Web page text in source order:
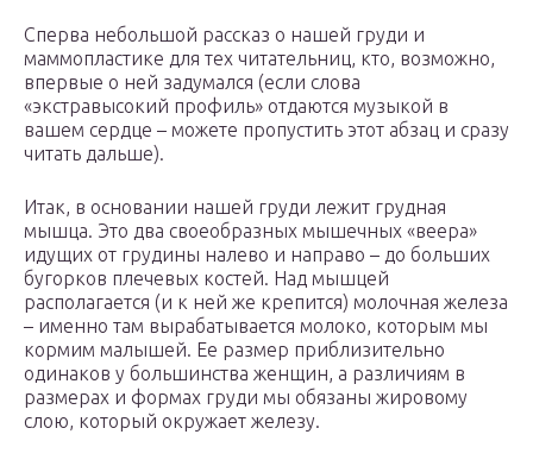
Сперва небольшой рассказ о нашей груди и
маммопластике для тех читательниц, кто, возможно,
впервые о ней задумался (если слова
«экстравысокий профиль» отдаются музыкой в
вашем сердце – можете пропустить этот абзац и сразу
читать дальше).
Итак, в основании нашей груди лежит грудная
мышца. Это два своеобразных мышечных «веера»
идущих от грудины налево и направо – до больших
бугорков плечевых костей. Над мышцей
располагается (и к ней же крепится) молочная железа
– именно там вырабатывается молоко, которым мы
кормим малышей. Ее размер приблизительно
одинаков у большинства женщин, а различиям в
размерах и формах груди мы обязаны жировому
слою, который окружает железу.